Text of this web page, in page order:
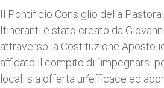
Il Pontificio Consiglio della
Itineranti è stato creato da
attraverso la Costituzione
affidato il compito di “impegnarsi
locali sia offerta un’efficace ed